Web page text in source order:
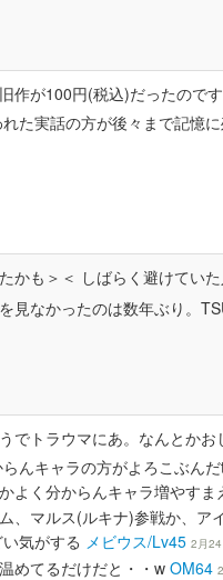
作が100円(税込)だったので
た実話の方が後々まで記憶
かも＞＜ しばらく避けてい
見なかったのは数年ぶり。
でトラウマにあ。なんとか
んキャラの方がよろこぶん
よく分からんキャラ増やす
、マルス(ルキナ)参戦か、ア
気がする メビウス/Lv45 2月
めてるだけだと・・w OM64